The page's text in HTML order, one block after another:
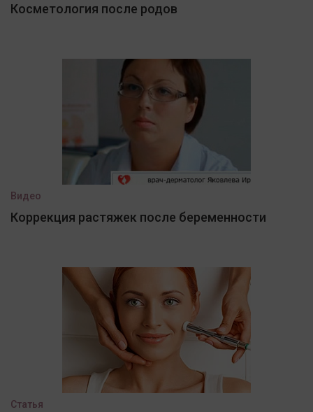
Косметология после родов
Видео
Коррекция растяжек после беременности
Статья